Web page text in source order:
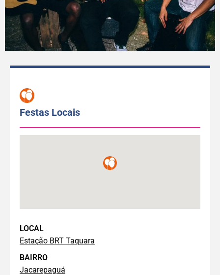
Festas Locais
LOCAL
Estação BRT Taquara
BAIRRO
Jacarepaguá